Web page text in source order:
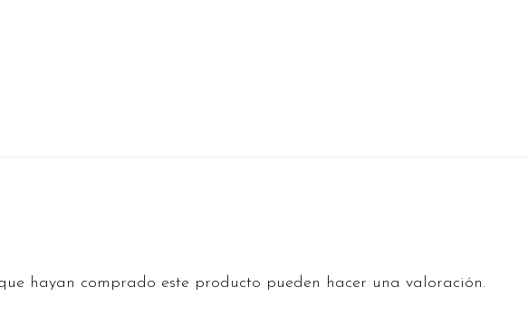
hayan comprado este producto pueden hacer una valoración.